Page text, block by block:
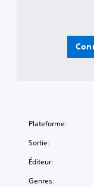
Plateforme:
Sortie:
Éditeur:
Genres: